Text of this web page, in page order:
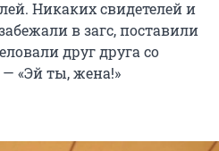
Никаких свидетелей и
в загс, поставили
друг друга со
«Эй ты, жена!»